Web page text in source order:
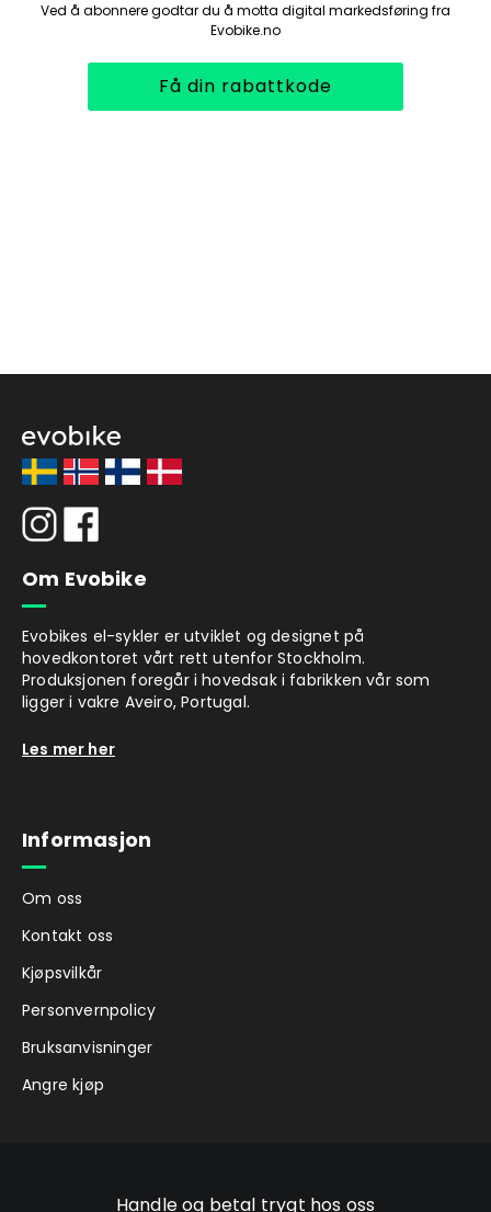
Ved å abonnere godtar du å motta digital markedsføring fra
Evobike.no
Få din rabattkode
Om Evobike
Evobikes el-sykler er utviklet og designet på
hovedkontoret vårt rett utenfor Stockholm.
Produksjonen foregår i hovedsak i fabrikken vår som
ligger i vakre Aveiro, Portugal.
Les mer her
Informasjon
Om oss
Kontakt oss
Kjøpsvilkår
Personvernpolicy
Bruksanvisninger
Angre kjøp
Handle og betal trygt hos oss